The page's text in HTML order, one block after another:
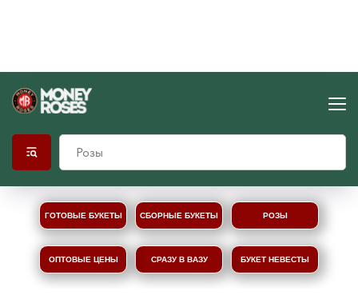
РОЗЫ
БУКЕТ НЕВЕСТЫ
ГОТОВЫЕ БУКЕТЫ СБОРНЫЕ БУКЕТЫ
СРАЗУ В ВАЗУ
ОПТОВЫЕ ЦЕНЫ